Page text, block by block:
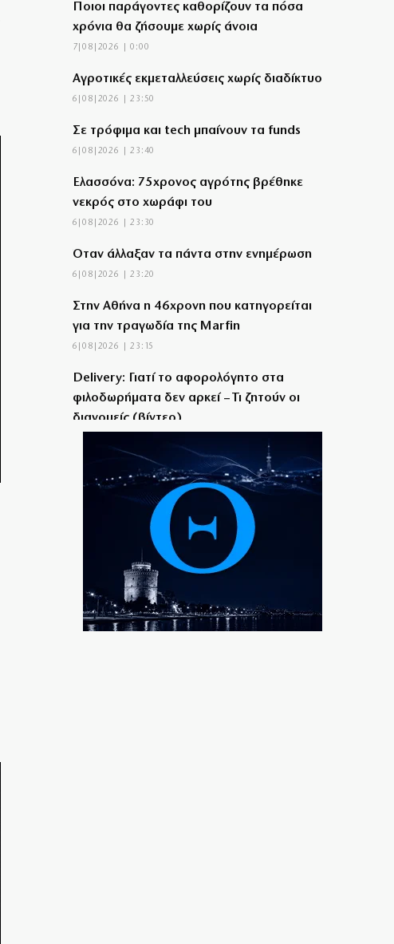
Ποιοι παράγοντες καθορίζουν τα πόσα
χρόνια θα ζήσουμε χωρίς άνοια
7|08|2026 | 0:00
Αγροτικές εκμεταλλεύσεις χωρίς διαδίκτυο
6|08|2026 | 23:50
Σε τρόφιμα και tech μπαίνουν τα funds
6|08|2026 | 23:40
Ελασσόνα: 75χρονος αγρότης βρέθηκε
νεκρός στο χωράφι του
6|08|2026 | 23:30
Όταν άλλαξαν τα πάντα στην ενημέρωση
6|08|2026 | 23:20
Στην Αθήνα η 46χρονη που κατηγορείται
για την τραγωδία της Marfin
6|08|2026 | 23:15
Delivery: Γιατί το αφορολόγητο στα
φιλοδωρήματα δεν αρκεί – Τι ζητούν οι
διανομείς (βίντεο)
Ο Ορτέγκα αποχαιρέτησε τον Ολυμπιακό
και υπογράφει στη Ρίβερ Πλέιτ
6|08|2026 | 23:00
ΟΛΘ: Νέα επένδυση σε σύγχρονο
εξοπλισμό – 8 νέα Straddle Carriers στο
6|08|2026 | 22:50
Όλα για όλα για την ανατροπή ο ΠΑΟΚ